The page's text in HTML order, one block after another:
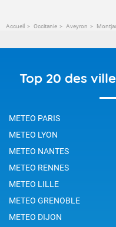
Accueil Occitanie Aveyron
Top 20 des
METEO PARIS
METEO LYON
METEO NANTES
METEO RENNES
METEO LILLE
METEO GRENOBLE
METEO DIJON